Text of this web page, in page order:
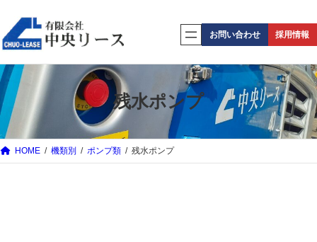
容
を
ス
キ
ッ
プ
お問い合わせ 採用情報
残水ポンプ
HOME 機類別 ポンプ類 残水ポンプ